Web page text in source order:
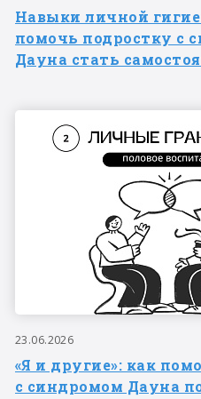
Навыки личной
помочь подростку с
Дауна стать
23.06.2026
«Я и другие»: как
с синдромом Дауна